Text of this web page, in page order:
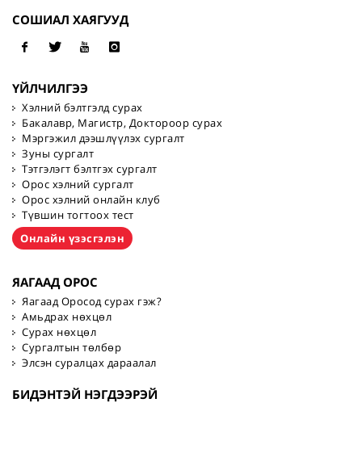
СОШИАЛ ХАЯГУУД
ҮЙЛЧИЛГЭЭ
Хэлний бэлтгэлд сурах
Бакалавр, Магистр, Доктороор сурах
Мэргэжил дээшлүүлэх сургалт
Зуны сургалт
Тэтгэлэгт бэлтгэх сургалт
Орос хэлний сургалт
Орос хэлний онлайн клуб
Түвшин тогтоох тест
Онлайн үзэсгэлэн
ЯАГААД ОРОС
Яагаад Оросод сурах гэж?
Амьдрах нөхцөл
Сурах нөхцөл
Сургалтын төлбөр
Элсэн суралцах дараалал
БИДЭНТЭЙ НЭГДЭЭРЭЙ